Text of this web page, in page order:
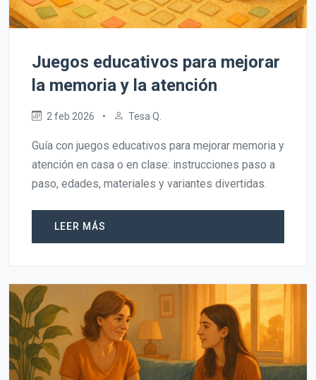
Juegos educativos para mejorar
la memoria y la atención
2 feb 2026 • Tesa Q.
Guía con juegos educativos para mejorar memoria y
atención en casa o en clase: instrucciones paso a
paso, edades, materiales y variantes divertidas.
LEER MÁS